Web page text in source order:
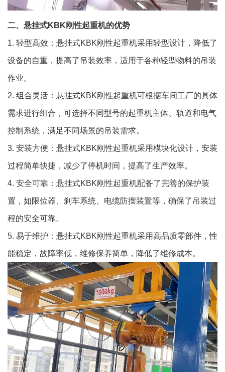
二、悬挂式KBK刚性起重机的优势
1. 轻型高效：悬挂式KBK刚性起重机采用轻型设计，降低了
设备的自重，提高了吊装效率，适用于各种轻型物料的吊装
作业。
2. 组合灵活：悬挂式KBK刚性起重机可根据车间工厂的具体
需求进行组合，可选择不同型号的起重机主体、轨道和电气
控制系统，满足不同场景的吊装需求。
3. 安装方便：悬挂式KBK刚性起重机采用模块化设计，安装
过程简单快捷，减少了停机时间，提高了生产效率。
4. 安全可靠：悬挂式KBK刚性起重机配备了完善的保护装
置，如限位器、刹车系统、电缆防摆装置等，确保了吊装过
程的安全可靠。
5. 易于维护：悬挂式KBK刚性起重机采用高品质零部件，性
能稳定，故障率低，维修保养简单，降低了维修成本。